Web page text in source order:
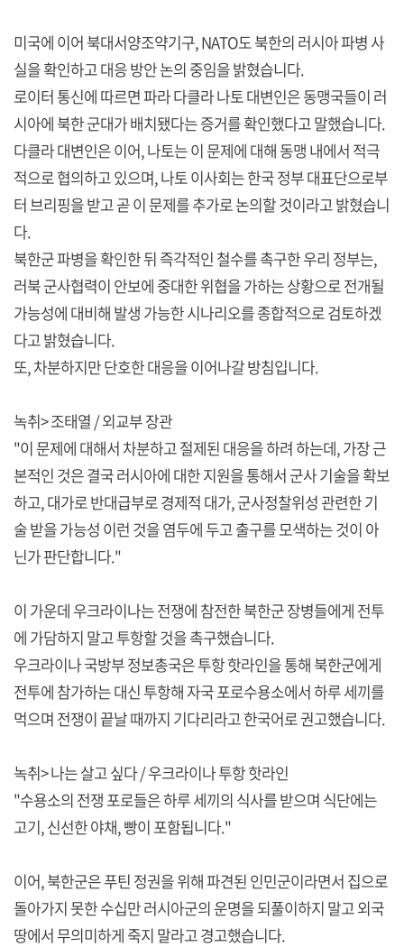
미국에 이어 북대서양조약기구, NATO도 북한의 러시아 파병 사
실을 확인하고 대응 방안 논의 중임을 밝혔습니다.
로이터 통신에 따르면 파라 다클라 나토 대변인은 동맹국들이 러
시아에 북한 군대가 배치됐다는 증거를 확인했다고 말했습니다.
다클라 대변인은 이어, 나토는 이 문제에 대해 동맹 내에서 적극
적으로 협의하고 있으며, 나토 이사회는 한국 정부 대표단으로부
터 브리핑을 받고 곧 이 문제를 추가로 논의할 것이라고 밝혔습니
다.
북한군 파병을 확인한 뒤 즉각적인 철수를 촉구한 우리 정부는,
러북 군사협력이 안보에 중대한 위협을 가하는 상황으로 전개될
가능성에 대비해 발생 가능한 시나리오를 종합적으로 검토하겠
다고 밝혔습니다.
또, 차분하지만 단호한 대응을 이어나갈 방침입니다.
녹취> 조태열 / 외교부 장관
"이 문제에 대해서 차분하고 절제된 대응을 하려 하는데, 가장 근
본적인 것은 결국 러시아에 대한 지원을 통해서 군사 기술을 확보
하고, 대가로 반대급부로 경제적 대가, 군사정찰위성 관련한 기
술 받을 가능성 이런 것을 염두에 두고 출구를 모색하는 것이 아
닌가 판단합니다."
이 가운데 우크라이나는 전쟁에 참전한 북한군 장병들에게 전투
에 가담하지 말고 투항할 것을 촉구했습니다.
우크라이나 국방부 정보총국은 투항 핫라인을 통해 북한군에게
전투에 참가하는 대신 투항해 자국 포로수용소에서 하루 세끼를
먹으며 전쟁이 끝날 때까지 기다리라고 한국어로 권고했습니다.
녹취> 나는 살고 싶다 / 우크라이나 투항 핫라인
"수용소의 전쟁 포로들은 하루 세끼의 식사를 받으며 식단에는
고기, 신선한 야채, 빵이 포함됩니다."
이어, 북한군은 푸틴 정권을 위해 파견된 인민군이라면서 집으로
돌아가지 못한 수십만 러시아군의 운명을 되풀이하지 말고 외국
땅에서 무의미하게 죽지 말라고 경고했습니다.